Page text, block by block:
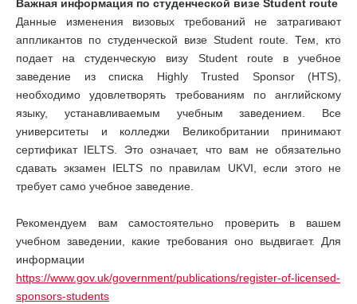
Важная информация по студенческой визе Student route
Данные изменения визовых требований не затрагивают
аппликантов по студенческой визе Student route. Тем, кто
подает на студенческую визу Student route в учебное
заведение из списка Highly Trusted Sponsor (HTS),
необходимо удовлетворять требованиям по английскому
языку, устанавливаемым учебным заведением. Все
университеты и колледжи Великобритании принимают
сертификат IELTS. Это означает, что вам не обязательно
сдавать экзамен IELTS по правилам UKVI, если этого не
требует само учебное заведение.
Рекомендуем вам самостоятельно проверить в вашем
учебном заведении, какие требования оно выдвигает. Для
информации
https://www.gov.uk/government/publications/register-of-licensed-
sponsors-students